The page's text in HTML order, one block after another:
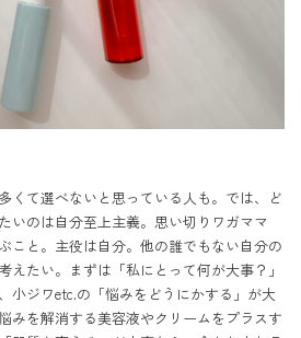
くて選べないと思っている人も。では、ど
いのは自分至上主義。思い切りワガママ
こと。主役は自分。他の誰でもない自分の
えたい。まずは「私にとって何が大事？」
小ジワetc.の「悩みをどうにかする」が大
みを解消する美容液やクリームをプラスす